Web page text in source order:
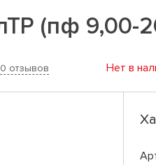
(пф 9,00-
0 отзывов Нет в